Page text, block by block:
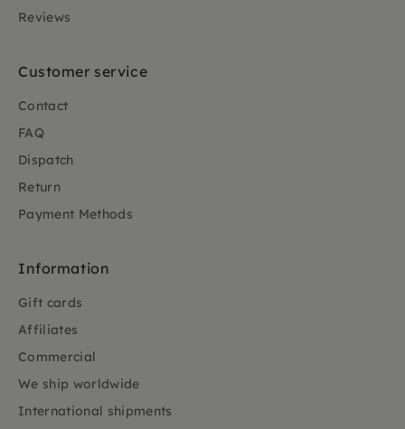
Reviews
Customer service
Contact
FAQ
Dispatch
Return
Payment Methods
Information
Gift cards
Affiliates
Commercial
We ship worldwide
International shipments